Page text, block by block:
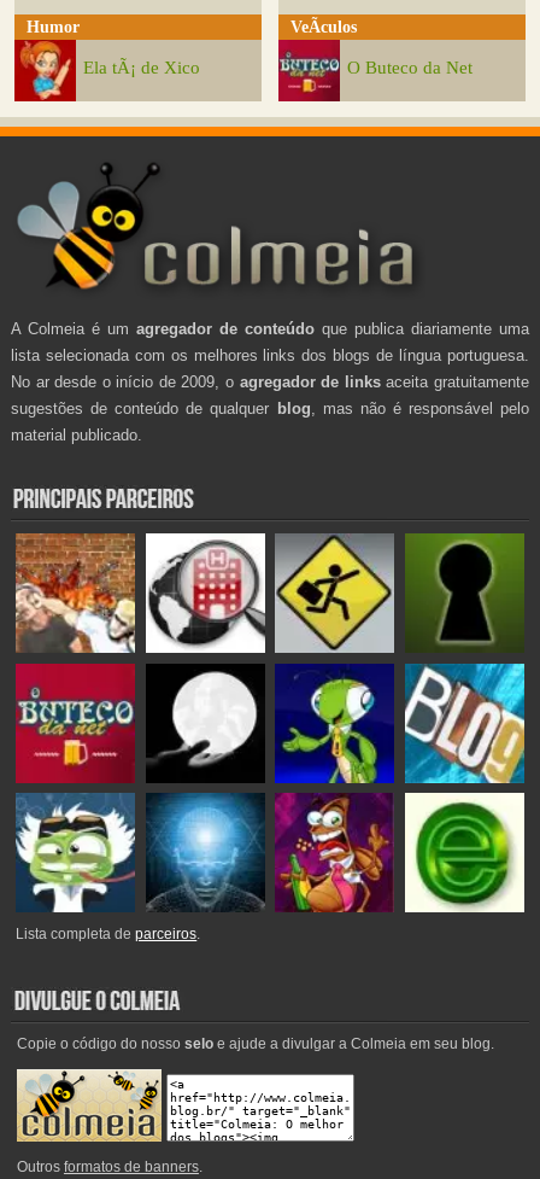
Humor
Ela tÃ¡ de Xico
VeÃ­culos
O Buteco da Net
A Colmeia é um agregador de conteúdo que publica diariamente uma
lista selecionada com os melhores links dos blogs de língua portuguesa.
No ar desde o início de 2009, o agregador de linksaceita gratuitamente
sugestões de conteúdo de qualquer blog , mas não é responsável pelo
material publicado.
Lista completa deparceiros.
Copie o código do nosso seloe ajude a divulgar a Colmeia em seu blog.
Outros formatos de banners.